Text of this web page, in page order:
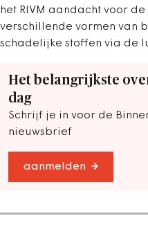
het RIVM aandacht voor
verschillende vormen van
schadelijke stoffen via de
Het belangrijkste
dag
Schrijf je in voor de
nieuwsbrief
aanmelden